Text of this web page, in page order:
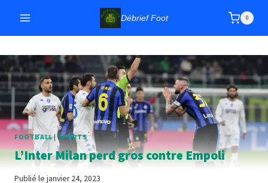
contenu
Débrief Foot 0
FOOTBALL|SPORTS
L’Inter Milan perd gros contre Empoli
Publié le janvier 24, 2023